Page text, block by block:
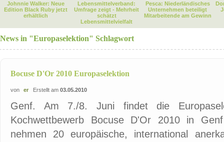
Johnnie Walker: Neue
Edition Black Ruby jetzt
erhältlich
Lebensmittelverband:
Umfrage zeigt - Mehrheit
schätzt
Lebensmittelvielfalt
Pesca: Niederländisches
Unternehmen beteiligt
Mitarbeitende am Gewinn
News in "Europaselektion" Schlagwort
Bocuse D'Or 2010 Europaselektion
von er Erstellt am 03.05.2010
Genf. Am 7./8. Juni findet die
Kochwettbewerb Bocuse D'Or 2010 in
nehmen 20 europäische, international